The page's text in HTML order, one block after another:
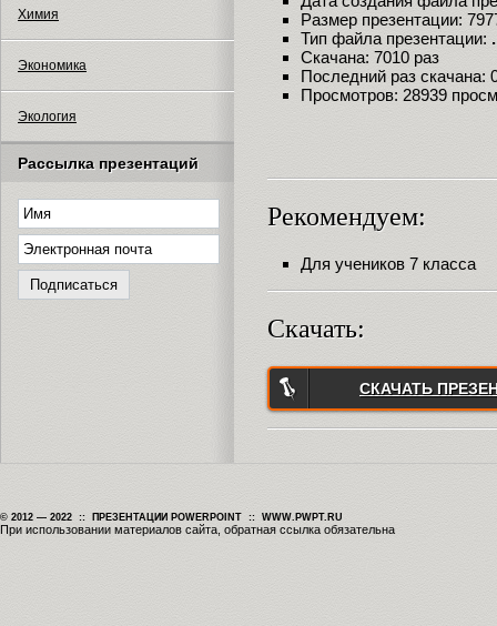
Химия
Экономика
Экология
Рассылка презентаций
Размер презентации:
Тип файла презентации:
Скачана: 7010 раз
Последний раз скачана:
Просмотров: 28939
Рекомендуем:
Для учеников 7 класса
Скачать:
СКАЧАТЬ
© 2012 — 2022 :: ПРЕЗЕНТАЦИИ POWERPOINT :: WWW.PWPT.RU
При использовании материалов сайта, обратная ссылка обязательна